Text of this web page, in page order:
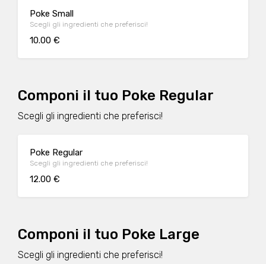
Poke Small
Scegli gli ingredienti che preferisci!
10.00 €
Componi il tuo Poke Regular
Scegli gli ingredienti che preferisci!
Poke Regular
Scegli gli ingredienti che preferisci!
12.00 €
Componi il tuo Poke Large
Scegli gli ingredienti che preferisci!